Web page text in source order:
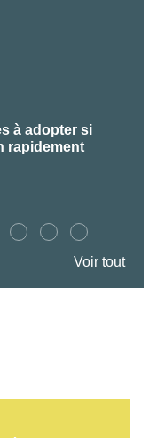
à adopter si
rapidement
Voir tout